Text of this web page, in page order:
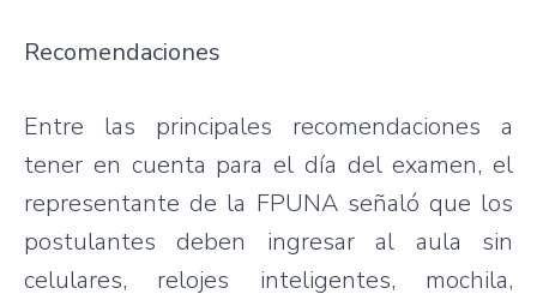
Recomendaciones
Entre las principales recomendaciones a
tener en cuenta para el día del examen, el
representante de la FPUNA señaló que los
postulantes deben ingresar al aula sin
celulares, relojes inteligentes, mochila,